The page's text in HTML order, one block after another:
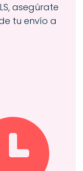
asegúrate
tu envío a